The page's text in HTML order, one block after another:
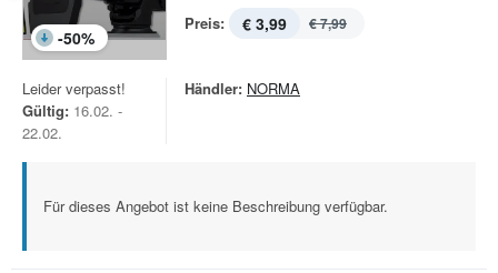
-50%
Preis: € 3,99 € 7,99
Leider verpasst!
Gültig: 16.02. -
22.02.
Händler: NORMA
Für dieses Angebot ist keine Beschreibung verfügbar.